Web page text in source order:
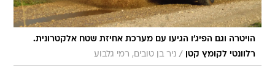
הויטרה וגם הפיג'ו הגיעו עם מערכת אחיזת שטח אלקטרונית.
רלוונטי לקומץ קטן
/ ניר בן טובים, רמי גלבוע